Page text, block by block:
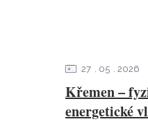
Křemen –
energetické
27 05 2026